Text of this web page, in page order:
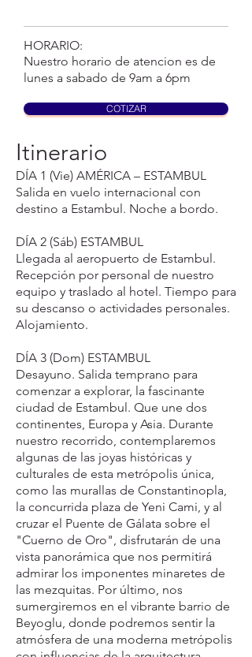
HORARIO:
Nuestro horario de atencion es de
lunes a sabado de 9am a 6pm
COTIZAR
Itinerario​
DÍA 1 (Vie) AMÉRICA – ESTAMBUL
Salida en vuelo internacional con
destino a Estambul. Noche a bordo.
DÍA 2 (Sáb) ESTAMBUL
Llegada al aeropuerto de Estambul.
Recepción por personal de nuestro
equipo y traslado al hotel. Tiempo para
su descanso o actividades personales.
Alojamiento.
DÍA 3 (Dom) ESTAMBUL
Desayuno. Salida temprano para
comenzar a explorar, la fascinante
ciudad de Estambul. Que une dos
continentes, Europa y Asia. Durante
nuestro recorrido, contemplaremos
algunas de las joyas históricas y
culturales de esta metrópolis única,
como las murallas de Constantinopla,
la concurrida plaza de Yeni Cami, y al
cruzar el Puente de Gálata sobre el
"Cuerno de Oro", disfrutarán de una
vista panorámica que nos permitirá
admirar los imponentes minaretes de
las mezquitas. Por último, nos
sumergiremos en el vibrante barrio de
Beyoglu, donde podremos sentir la
atmósfera de una moderna metrópolis